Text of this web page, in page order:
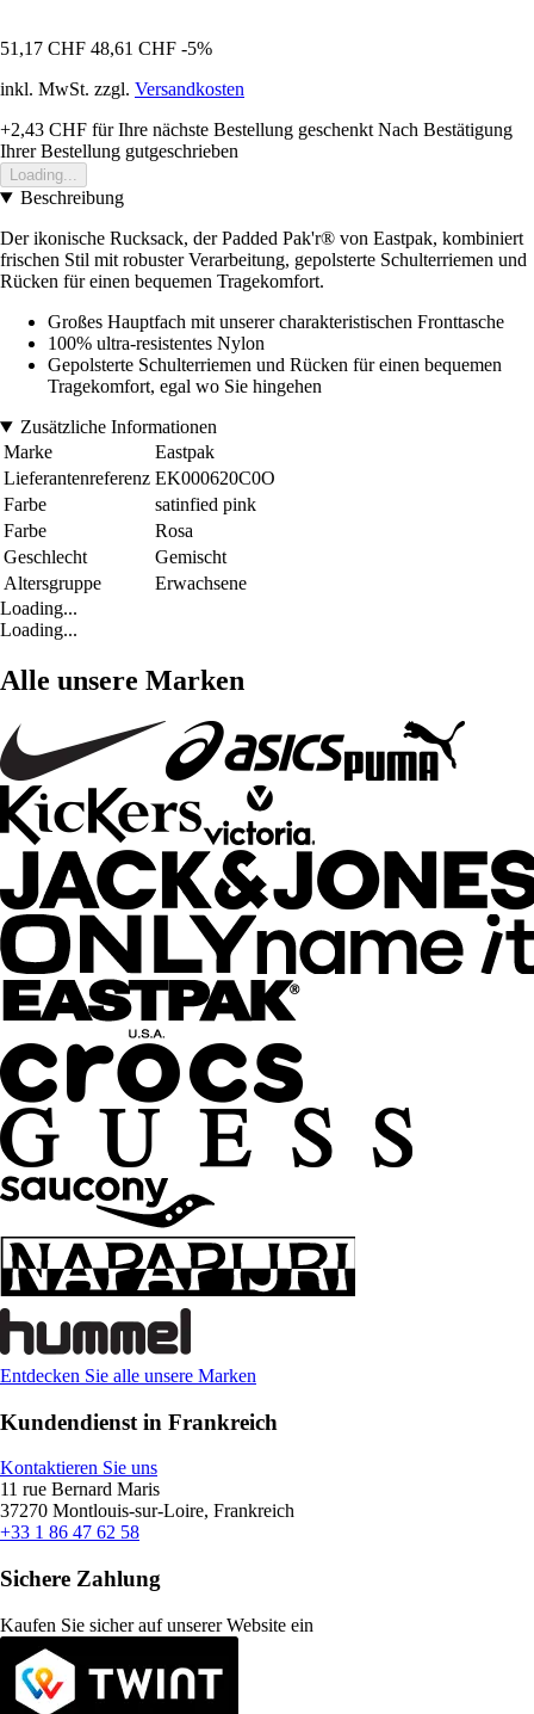
51,17 CHF 48,61 CHF -5%
inkl. MwSt. zzgl. Versandkosten
+2,43 CHF für Ihre nächste Bestellung geschenkt Nach Bestätigung
Ihrer Bestellung gutgeschrieben
Loading...
Beschreibung
Der ikonische Rucksack, der Padded Pak'r® von Eastpak, kombiniert
frischen Stil mit robuster Verarbeitung, gepolsterte Schulterriemen und
Rücken für einen bequemen Tragekomfort.
Großes Hauptfach mit unserer charakteristischen Fronttasche
100% ultra-resistentes Nylon
Gepolsterte Schulterriemen und Rücken für einen bequemen
Tragekomfort, egal wo Sie hingehen
Zusätzliche Informationen
Marke
Eastpak
Lieferantenreferenz EK000620C0O
Farbe
satinfied pink
Farbe
Rosa
Geschlecht
Gemischt
Altersgruppe
Erwachsene
Loading...
Loading...
Alle unsere Marken
Entdecken Sie alle unsere Marken
Kundendienst in Frankreich
Kontaktieren Sie uns
11 rue Bernard Maris
37270 Montlouis-sur-Loire, Frankreich
+33 1 86 47 62 58
Sichere Zahlung
Kaufen Sie sicher auf unserer Website ein